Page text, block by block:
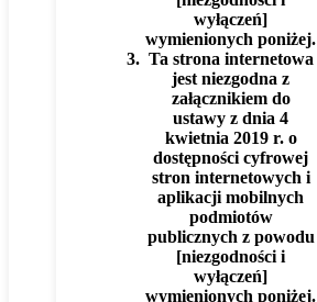
wyłączeń]
wymienionych poniżej.
Ta strona internetowa
jest niezgodna z
załącznikiem do
ustawy z dnia 4
kwietnia 2019 r. o
dostępności cyfrowej
stron internetowych i
aplikacji mobilnych
podmiotów
publicznych z powodu
[niezgodności i
wyłączeń]
wymienionych poniżej.